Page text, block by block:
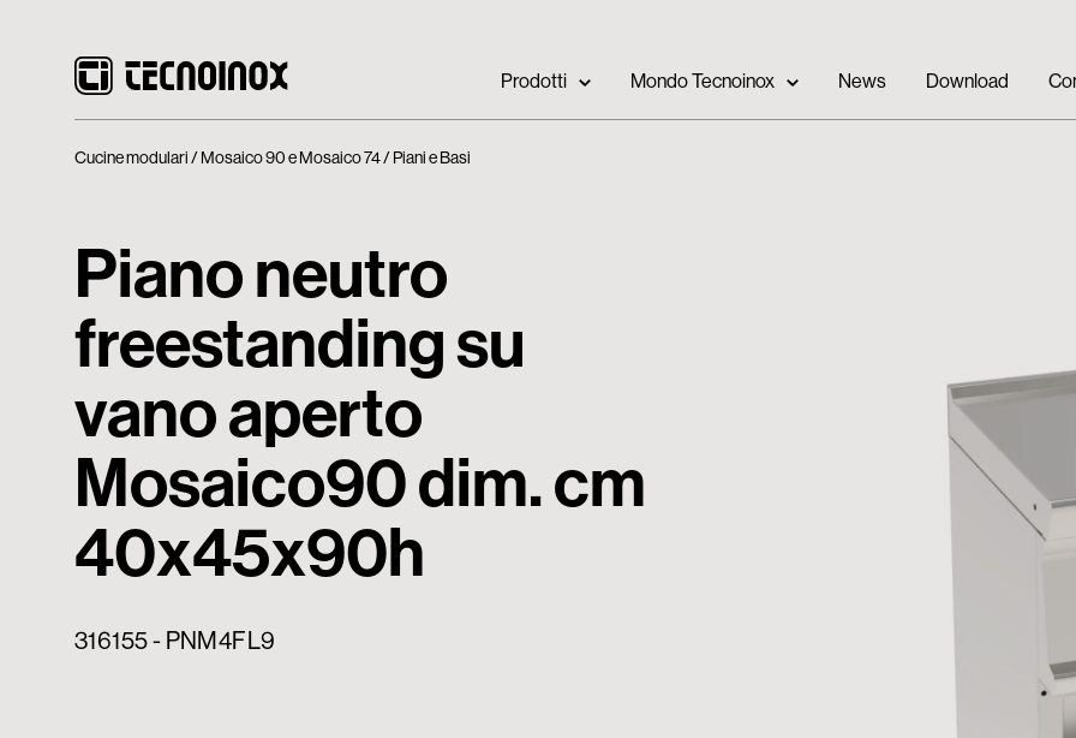
Prodotti Mondo Tecnoinox News Download
Cucine modulari Mosaico 90 e Mosaico 74 Piani e Basi
Piano neutro
freestanding su
vano aperto
Mosaico90 dim. cm
40x45x90h
316155 - PNM4FL9